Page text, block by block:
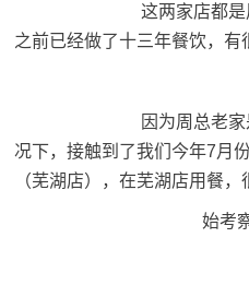
这两家店都是周总开
之前已经做了十三年餐饮，有
因为周总老家是芜湖
况下，接触到了我们今年7月
（芜湖店），在芜湖店用餐
始考察了